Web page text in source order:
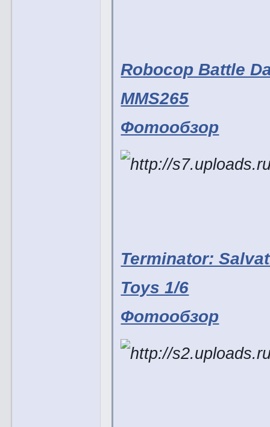
Robocop Battle
MMS265
Фотообзор
Terminator:
Toys 1/6
Фотообзор